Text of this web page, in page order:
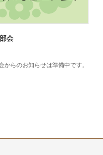
会
からのお知らせは準備中です。